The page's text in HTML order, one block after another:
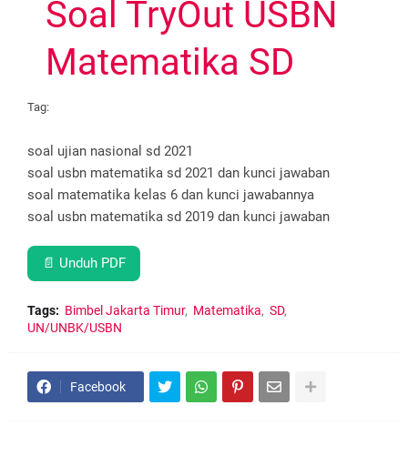
Soal TryOut USBN
Matematika SD
Tag:
soal ujian nasional sd 2021
soal usbn matematika sd 2021 dan kunci jawaban
soal matematika kelas 6 dan kunci jawabannya
soal usbn matematika sd 2019 dan kunci jawaban
📄 Unduh PDF
Tags: Bimbel Jakarta Timur Matematika
SD
UN/UNBK/USBN
Facebook